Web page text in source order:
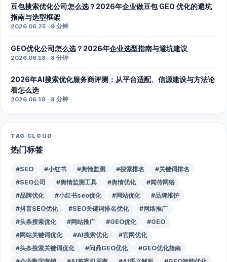
豆包搜索优化公司怎么选？2026年企业做豆包 GEO 优化的避坑
指南与选型框架
2026.06.25 · 9 分钟
GEO优化公司怎么选？2026年企业选型指南与避坑建议
2026.06.18 · 8 分钟
2026年AI搜索优化服务商评测：从平台适配、信源建设与方法论
看怎么选
2026.06.18 · 8 分钟
TAG CLOUD
热门标签
#SEO #小红书 #舆情监测 #搜索排名
#关键词排名
#SEO公司
#舆情监测工具 #舆情优化
#闻传网络
#品牌优化
#小红书seo优化 #网站优化
#品牌维护
#抖音SEO优化
#SEO关键词排名优化
#网络推广
#头条搜索优化
#网站推广 #GEO优化
#GEO
#网站关键词优化
#AI搜索优化
#官网优化
#头条搜索关键词优化
#问鼎GEO优化
#GEO优化指南